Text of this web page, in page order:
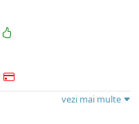
vezi mai multe